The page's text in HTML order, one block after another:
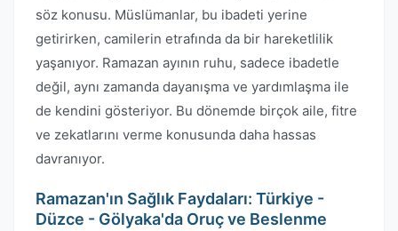
söz konusu. Müslümanlar, bu ibadeti yerine
getirirken, camilerin etrafında da bir hareketlilik
yaşanıyor. Ramazan ayının ruhu, sadece ibadetle
değil, aynı zamanda dayanışma ve yardımlaşma ile
de kendini gösteriyor. Bu dönemde birçok aile, fitre
ve zekatlarını verme konusunda daha hassas
davranıyor.
Ramazan'ın Sağlık Faydaları: Türkiye -
Düzce - Gölyaka'da Oruç ve Beslenme